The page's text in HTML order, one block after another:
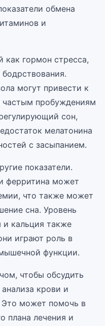
обмена
и
как гормон стресса,
могут привести к
частым пробуждениям
сон,
мелатонина
с засыпанием.
показатели.
ферритина может
что также может
сна. Уровень
и кальция также
играют роль в
функции.
чтобы обсудить
крови и
Это может помочь в
плана лечения и